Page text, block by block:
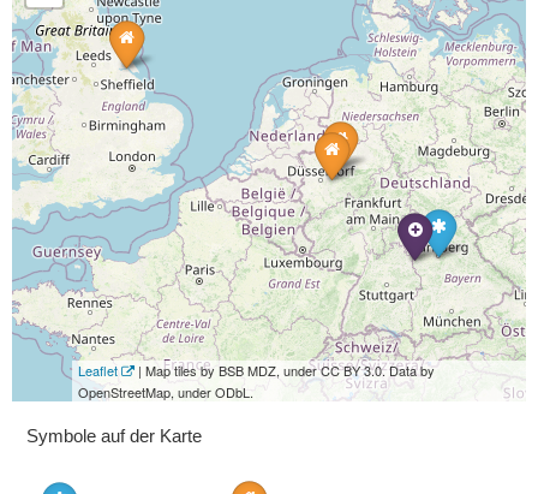
Leaflet
| Map tiles by BSB MDZ, under CC BY 3.0. Data by
OpenStreetMap, under ODbL.
Symbole auf der Karte